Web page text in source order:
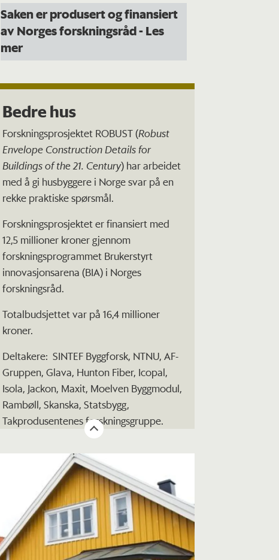
Saken er produsert og finansiert
av Norges forskningsråd- Les
mer
Bedre hus
Forskningsprosjektet ROBUST (Robust
Envelope Construction Details for
Buildings of the 21. Century) har arbeidet
med å gi husbyggere i Norge svar på en
rekke praktiske spørsmål.
Forskningsprosjektet er finansiert med
12,5 millioner kroner gjennom
forskningsprogrammet Brukerstyrt
innovasjonsarena (BIA) i Norges
forskningsråd.
Totalbudsjettet var på 16,4 millioner
kroner.
Deltakere: SINTEF Byggforsk, NTNU, AF-
Gruppen, Glava, Hunton Fiber, Icopal,
Isola, Jackon, Maxit, Moelven Byggmodul,
Rambøll, Skanska, Statsbygg,
Takprodusentenes forskningsgruppe.